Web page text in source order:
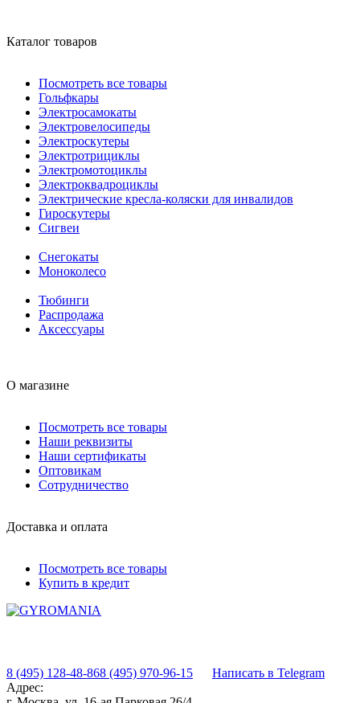
Каталог товаров
Посмотреть все товары
Гольфкары
Электросамокаты
Электровелосипеды
Электроскутеры
Электротрициклы
Электромотоциклы
Электроквадроциклы
Электрические кресла-коляски для инвалидов
Гироскутеры
Сигвеи
Снегокаты
Моноколесо
Тюбинги
Распродажа
Аксессуары
О магазине
Посмотреть все товары
Наши реквизиты
Наши сертификаты
Оптовикам
Сотрудничество
Доставка и оплата
Посмотреть все товары
Купить в кредит
8 (495) 128-48-868 (495) 970-96-15
Написать в Telegram
Адрес: